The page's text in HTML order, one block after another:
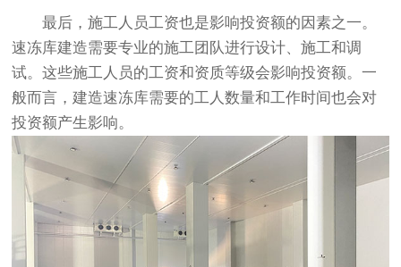
最后，施工人员工资也是影响投资额的因素之一。
速冻库建造需要专业的施工团队进行设计、施工和调
试。这些施工人员的工资和资质等级会影响投资额。一
般而言，建造速冻库需要的工人数量和工作时间也会对
投资额产生影响。